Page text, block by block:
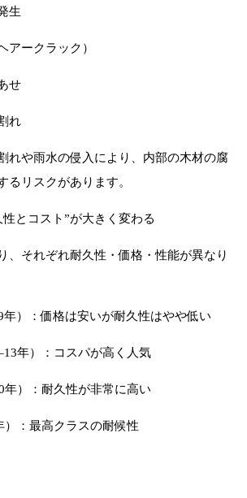
生
アークラック）
せ
れ
れや雨水の侵入により、内部の木材の腐
るリスクがあります。
とコスト”が大きく変わる
、それぞれ耐久性・価格・性能が異なり
年）：価格は安いが耐久性はやや低い
年）：コスパが高く人気
年）：耐久性が非常に高い
）：最高クラスの耐候性